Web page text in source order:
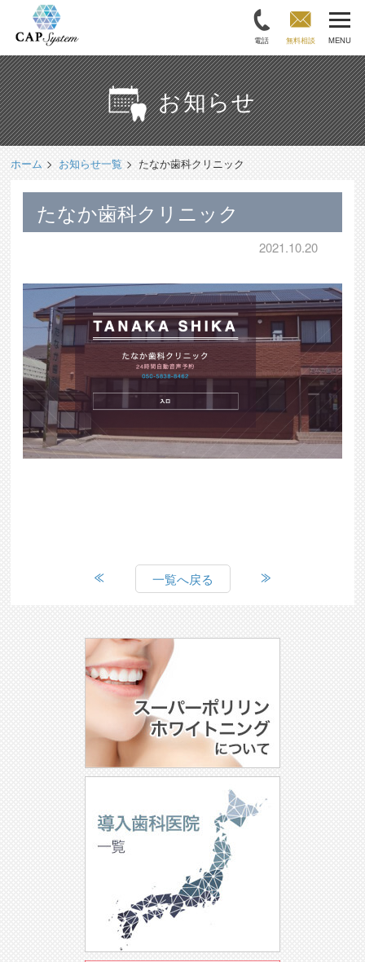
電話 無料相談 MENU
お知らせ
ホーム お知らせ一覧 たなか歯科クリニック
たなか歯科クリニック
2021.10.20
一覧へ戻る